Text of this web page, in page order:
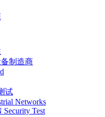
制造商
试
Networks
Security Test